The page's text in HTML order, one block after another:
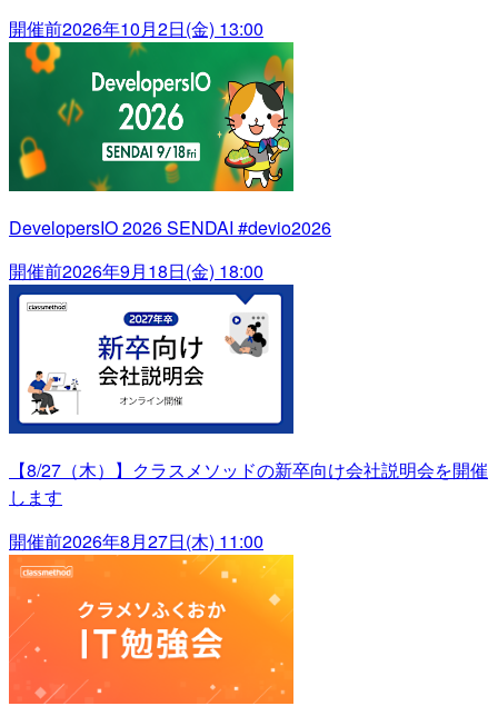
開催前2026年10月2日(金) 13:00
DevelopersIO 2026 SENDAI #devio2026
開催前2026年9月18日(金) 18:00
【8/27（木）】クラスメソッドの新卒向け会社説明会を開催
します
開催前2026年8月27日(木) 11:00